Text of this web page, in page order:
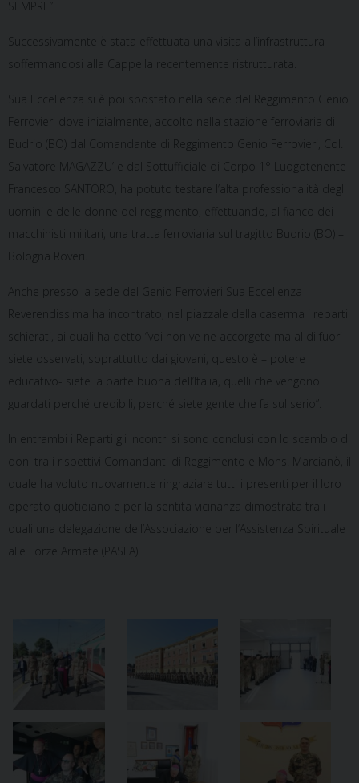
SEMPRE”.
Successivamente è stata effettuata una visita all’infrastruttura
soffermandosi alla Cappella recentemente ristrutturata.
Sua Eccellenza si è poi spostato nella sede del Reggimento Genio
Ferrovieri dove inizialmente, accolto nella stazione ferroviaria di
Budrio (BO) dal Comandante di Reggimento Genio Ferrovieri, Col.
Salvatore MAGAZZU’ e dal Sottufficiale di Corpo 1° Luogotenente
Francesco SANTORO, ha potuto testare l’alta professionalità degli
uomini e delle donne del reggimento, effettuando, al fianco dei
macchinisti militari, una tratta ferroviaria sul tragitto Budrio (BO) –
Bologna Roveri.
Anche presso la sede del Genio Ferrovieri Sua Eccellenza
Reverendissima ha incontrato, nel piazzale della caserma i reparti
schierati, ai quali ha detto “voi non ve ne accorgete ma al di fuori
siete osservati, soprattutto dai giovani, questo è – potere
educativo- siete la parte buona dell’Italia, quelli che vengono
guardati perché credibili, perché siete gente che fa sul serio”.
In entrambi i Reparti gli incontri si sono conclusi con lo scambio di
doni tra i rispettivi Comandanti di Reggimento e Mons. Marcianò, il
quale ha voluto nuovamente ringraziare tutti i presenti per il loro
operato quotidiano e per la sentita vicinanza dimostrata tra i
quali una delegazione dell’Associazione per l’Assistenza Spirituale
alle Forze Armate (PASFA).